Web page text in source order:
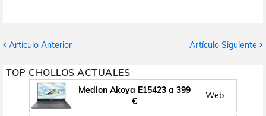
Artículo Anterior Artículo Siguiente
TOP CHOLLOS ACTUALES
Medion Akoya E15423 a 399
€
Web